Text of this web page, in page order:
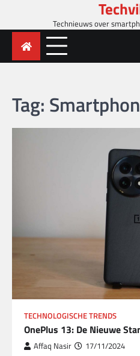
content
Technieuws over
Tag:
TECHNOLOGISCHE TRENDS
OnePlus 13: De Nieuwe
Affaq Nasir 17/11/2024